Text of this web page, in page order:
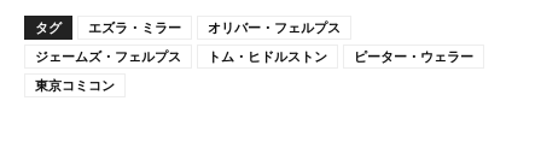
タグ エズラ・ミラー
オリバー・フェルプス
ジェームズ・フェルプス
トム・ヒドルストン
ピーター・ウェラー
東京コミコン